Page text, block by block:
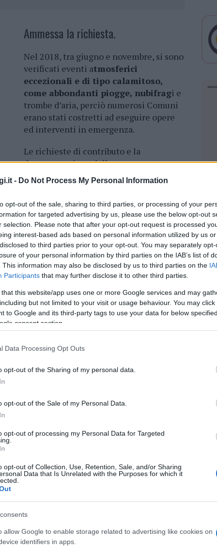
- Do Not Process My Personal Information
opt-out of the sale, sharing to third parties, or processing of your
for targeted advertising by us, please use the below opt-out
selection. Please note that after your opt-out request is processed
interest-based ads based on personal information utilized by us
to third parties prior to your opt-out. You may separately
of your personal information by third parties on the IAB’s list of
This information may also be disclosed by us to third parties on the
Participants that may further disclose it to other third parties.
that this website/app uses one or more Google services and may
but not limited to your visit or usage behaviour. You may
to Google and its third-party tags to use your data for below
consent section.
Data Processing Opt Outs
opt-out of the Sharing of my personal data.
opt-out of the Sale of my Personal Data.
opt-out of processing my Personal Data for Targeted
opt-out of Collection, Use, Retention, Sale, and/or Sharing
Data that Is Unrelated with the Purposes for which it
allow Google to enable storage related to advertising like cookies on
identifiers in apps.
Ammessa la richiesta.
Nel 2018, tra giugno e novembre, si sono
verificati eventi atmosferici
eccezionali e di tipo calamitoso,
come abbondanti piogge, nubifragi e
trombe d’aria, perciò numerosi Comuni
erano stati costretti ad eseguire opere
ed interventi in emergenza.
Le richieste di contributo e la
documentazione delle spese sostenute
esaminate dalla direzione generale della
la verifica tecnico-amministrativa,
complessivo di 775mila euro,
regionale. I Comuni beneficiari sono
Onifai (15.249); Orosei (32.310); San
Siniscola (225.992); Tiana (42.801);
ed istituzionale alle comunità localied
di essere ristorati e quotidianamente
i conti e garantire i servizi essenziali
regionale della Difesa dell’Ambiente,
Gianni Lampis.
cliccando qui
nella sezione
i tuoi video e le tue foto
+39 345 356 7512